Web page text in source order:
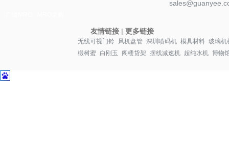
友情链接| 更多链接
无线可视门铃 风机盘管 深圳喷码机 模具材料 玻璃机
椴树蜜 白刚玉 阁楼货架 摆线减速机 超纯水机 博物